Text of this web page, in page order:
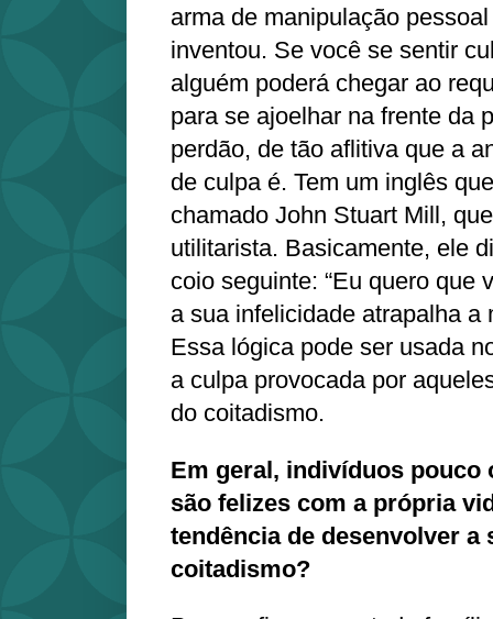
arma de manipulação
inventou. Se você se sentir
alguém poderá chegar ao
para se ajoelhar na frente da
perdão, de tão aflitiva que a
de culpa é. Tem um inglês
chamado John Stuart Mill,
utilitarista. Basicamente, ele
coio seguinte: “Eu quero que
a sua infelicidade atrapalha a
Essa lógica pode ser usada
a culpa provocada por
do coitadismo.
Em geral, indivíduos pouco
são felizes com a própria
tendência de desenvolver a
coitadismo?